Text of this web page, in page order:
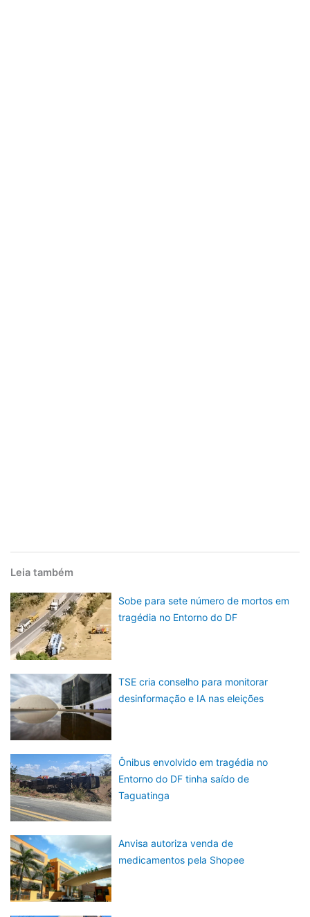
Leia também
Sobe para sete número de mortos em
tragédia no Entorno do DF
TSE cria conselho para monitorar
desinformação e IA nas eleições
Ônibus envolvido em tragédia no
Entorno do DF tinha saído de
Taguatinga
Anvisa autoriza venda de
medicamentos pela Shopee